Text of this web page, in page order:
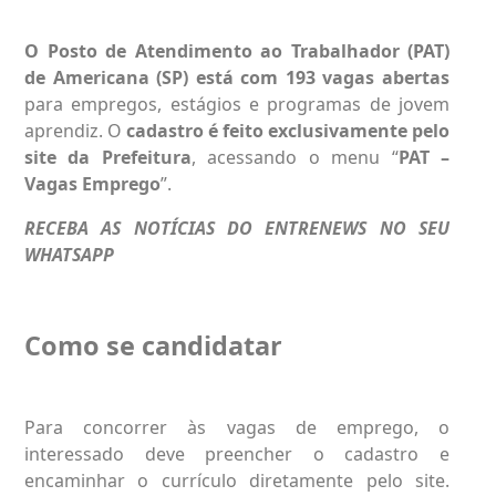
O Posto de Atendimento ao Trabalhador (PAT)
de Americana (SP) está com 193vagas abertas
para empregos, estágios e programas de jovem
aprendiz. O cadastro é feito exclusivamente pelo
site da Prefeitura, acessando o menu “PAT –
Vagas Emprego”.
RECEBA AS NOTÍCIAS DO ENTRENEWS NO SEU
WHATSAPP
Como se candidatar
Para concorrer às vagas de emprego, o
interessado deve preencher o cadastro e
encaminhar o currículo diretamente pelo site.